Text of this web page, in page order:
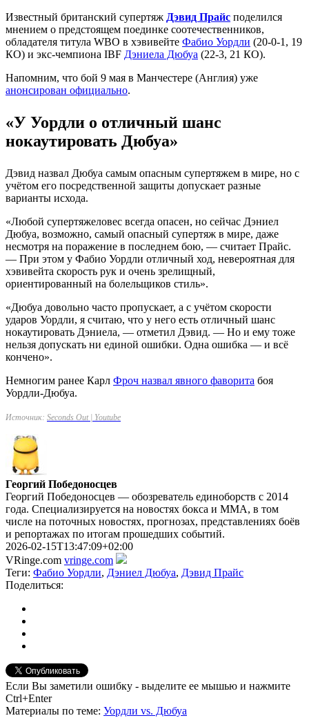
Известный британский супертяж Дэвид Прайс поделился
мнением о предстоящем поединке соотечественников,
обладателя титула WBO в хэвивейте Фабио Уордли (20-0-1, 19
КО) и экс-чемпиона IBF Дэниела Дюбуа (22-3, 21 КО).
Напомним, что бой 9 мая в Манчестере (Англия) уже
анонсирован официально.
«У Уордли о отличный шанс
нокаутировать Дюбуа»
Дэвид назвал Дюбуа самым опасным супертяжем в мире, но с
учётом его посредственной защиты допускает разные
варианты исхода.
«Любой супертяжеловес всегда опасен, но сейчас Дэниел
Дюбуа, возможно, самый опасный супертяж в мире, даже
несмотря на поражение в последнем бою, — считает Прайс.
— При этом у Фабио Уордли отличный ход, невероятная для
хэвивейта скорость рук и очень зрелищный,
ориентированный на болельщиков стиль».
«Дюбуа довольно часто пропускает, а с учётом скорости
ударов Уордли, я считаю, что у него есть отличный шанс
нокаутировать Дэниела, — отметил Дэвид. — Но и ему тоже
нельзя допускать ни единой ошибки. Одна ошибка — и всё
кончено».
Немногим ранее Карл Фроч назвал явного фаворита боя
Уордли-Дюбуа.
Источник: Seconds Out | Youtube
Георгий Победоносцев
Георгий Победоносцев — обозреватель единоборств с 2014
года. Специализируется на новостях бокса и ММА, в том
числе на поточных новостях, прогнозах, представлениях боёв
и репортажах по итогам прошедших событий.
2026-02-15T13:47:09+02:00
VRinge.com vringe.com
Теги: Фабио Уордли, Дэниел Дюбуа, Дэвид Прайс
Поделиться:
Если Вы заметили ошибку - выделите ее мышью и нажмите
Ctrl+Enter
Материалы по теме: Уордли vs. Дюбуа